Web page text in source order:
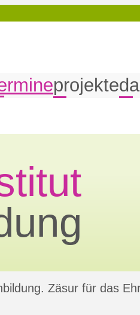
projekte
Zäsur für das